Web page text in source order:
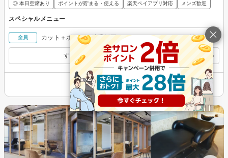
◎ 本日空席あり ポイントが貯まる・使える 楽天ペイアプリ対応 メンズ歓迎
スペシャルメニュー
全員 カット＋ポイント縮毛矯正 ￥12,400
すべてのスペシャルメニューを見る
その他の情報を表示